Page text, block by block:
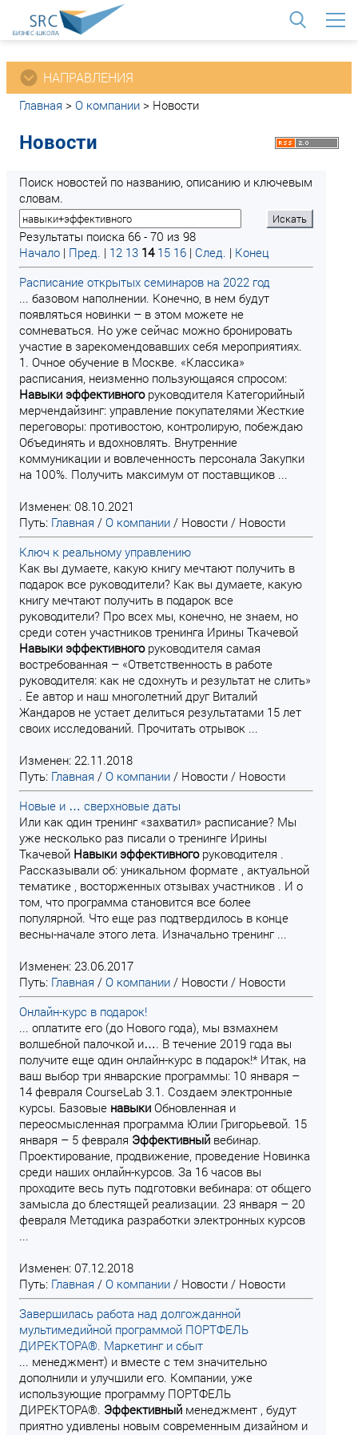
НАПРАВЛЕНИЯ
Главная > О компании > Новости
Новости
Поиск новостей по названию, описанию и ключевым
словам.
Результаты поиска 66 - 70 из 98
Начало | Пред. | 12 13 14 15 16 | След. | Конец
Расписание открытых семинаров на 2022 год
... базовом наполнении. Конечно, в нем будут
появляться новинки – в этом можете не
сомневаться. Но уже сейчас можно бронировать
участие в зарекомендовавших себя мероприятиях.
1. Очное обучение в Москве. «Классика»
расписания, неизменно пользующаяся спросом:
Навыки эффективногоруководителя Категорийный
мерчендайзинг: управление покупателями Жесткие
переговоры: противостою, контролирую, побеждаю
Объединять и вдохновлять. Внутренние
коммуникации и вовлеченность персонала Закупки
на 100%. Получить максимум от поставщиков ...
Изменен: 08.10.2021
Путь: Главная / О компании / Новости / Новости
Ключ к реальному управлению
Как вы думаете, какую книгу мечтают получить в
подарок все руководители? Как вы думаете, какую
книгу мечтают получить в подарок все
руководители? Про всех мы, конечно, не знаем, но
среди сотен участников тренинга Ирины Ткачевой
Навыки эффективногоруководителя самая
востребованная – «Ответственность в работе
руководителя: как не сдохнуть и результат не слить»
. Ее автор и наш многолетний друг Виталий
Жандаров не устает делиться результатами 15 лет
своих исследований. Прочитать отрывок ...
Изменен: 22.11.2018
Путь: Главная / О компании / Новости / Новости
Новые и … сверхновые даты
Или как один тренинг «захватил» расписание? Мы
уже несколько раз писали о тренинге Ирины
Ткачевой Навыки эффективногоруководителя .
Рассказывали об: уникальном формате , актуальной
тематике , восторженных отзывах участников . И о
том, что программа становится все более
популярной. Что еще раз подтвердилось в конце
весны-начале этого лета. Изначально тренинг ...
Изменен: 23.06.2017
Путь: Главная / О компании / Новости / Новости
Онлайн-курс в подарок!
... оплатите его (до Нового года), мы взмахнем
волшебной палочкой и…. В течение 2019 года вы
получите еще один онлайн-курс в подарок!* Итак, на
ваш выбор три январские программы: 10 января –
14 февраля CourseLab 3.1. Создаем электронные
курсы. Базовые навыки Обновленная и
переосмысленная программа Юлии Григорьевой. 15
января – 5 февраля Эффективный вебинар.
Проектирование, продвижение, проведение Новинка
среди наших онлайн-курсов. За 16 часов вы
проходите весь путь подготовки вебинара: от общего
замысла до блестящей реализации. 23 января – 20
февраля Методика разработки электронных курсов
...
Изменен: 07.12.2018
Путь: Главная / О компании / Новости / Новости
Завершилась работа над долгожданной
мультимедийной программой ПОРТФЕЛЬ
ДИРЕКТОРА®. Маркетинг и сбыт
... менеджмент) и вместе с тем значительно
дополнили и улучшили его. Компании, уже
использующие программу ПОРТФЕЛЬ
ДИРЕКТОРА®. Эффективный менеджмент , будут
приятно удивлены новым современным дизайном и